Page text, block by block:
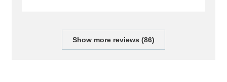
Show more reviews (86)